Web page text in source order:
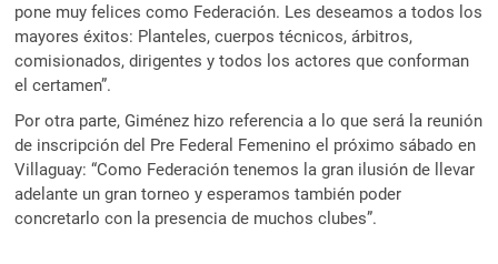
pone muy felices como Federación. Les deseamos a todos los
mayores éxitos: Planteles, cuerpos técnicos, árbitros,
comisionados, dirigentes y todos los actores que conforman
el certamen”.
Por otra parte, Giménez hizo referencia a lo que será la reunión
de inscripción del Pre Federal Femenino el próximo sábado en
Villaguay: “Como Federación tenemos la gran ilusión de llevar
adelante un gran torneo y esperamos también poder
concretarlo con la presencia de muchos clubes”.